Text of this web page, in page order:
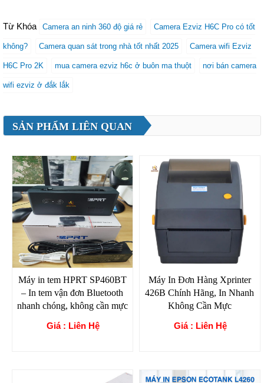
Từ Khóa Camera an ninh 360 độ giá rẻ Camera Ezviz H6C Pro có tốt
không? Camera quan sát trong nhà tốt nhất 2025 Camera wifi Ezviz
H6C Pro 2K mua camera ezviz h6c ở buôn ma thuột nơi bán camera
wifi ezviz ở đắk lắk
SẢN PHẨM LIÊN QUAN
Máy in tem HPRT SP460BT
– In tem vận đơn Bluetooth
nhanh chóng, không cần mực
Giá : Liên Hệ
Máy In Đơn Hàng Xprinter
426B Chính Hãng, In Nhanh
Không Cần Mực
Giá : Liên Hệ